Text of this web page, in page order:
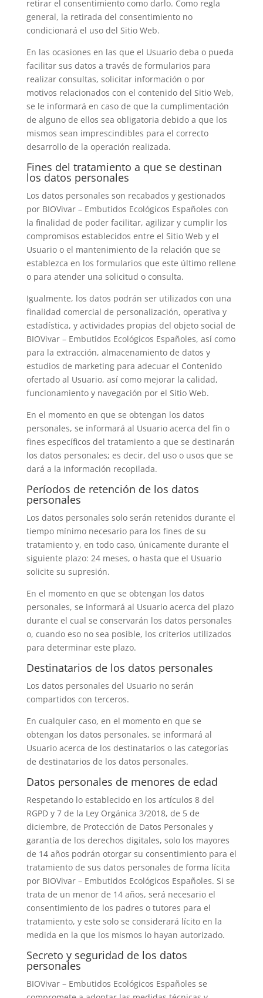
retirar el consentimiento como darlo. Como regla
general, la retirada del consentimiento no
condicionará el uso del Sitio Web.
En las ocasiones en las que el Usuario deba o pueda
facilitar sus datos a través de formularios para
realizar consultas, solicitar información o por
motivos relacionados con el contenido del Sitio Web,
se le informará en caso de que la cumplimentación
de alguno de ellos sea obligatoria debido a que los
mismos sean imprescindibles para el correcto
desarrollo de la operación realizada.
Fines del tratamiento a que se destinan
los datos personales
Los datos personales son recabados y gestionados
por BIOVivar – Embutidos Ecológicos Españoles con
la finalidad de poder facilitar, agilizar y cumplir los
compromisos establecidos entre el Sitio Web y el
Usuario o el mantenimiento de la relación que se
establezca en los formularios que este último rellene
o para atender una solicitud o consulta.
Igualmente, los datos podrán ser utilizados con una
finalidad comercial de personalización, operativa y
estadística, y actividades propias del objeto social de
BIOVivar – Embutidos Ecológicos Españoles, así como
para la extracción, almacenamiento de datos y
estudios de marketing para adecuar el Contenido
ofertado al Usuario, así como mejorar la calidad,
funcionamiento y navegación por el Sitio Web.
En el momento en que se obtengan los datos
personales, se informará al Usuario acerca del fin o
fines específicos del tratamiento a que se destinarán
los datos personales; es decir, del uso o usos que se
dará a la información recopilada.
Períodos de retención de los datos
personales
Los datos personales solo serán retenidos durante el
tiempo mínimo necesario para los fines de su
tratamiento y, en todo caso, únicamente durante el
siguiente plazo: 24 meses, o hasta que el Usuario
solicite su supresión.
En el momento en que se obtengan los datos
personales, se informará al Usuario acerca del plazo
durante el cual se conservarán los datos personales
o, cuando eso no sea posible, los criterios utilizados
para determinar este plazo.
Destinatarios de los datos personales
Los datos personales del Usuario no serán
compartidos con terceros.
En cualquier caso, en el momento en que se
obtengan los datos personales, se informará al
Usuario acerca de los destinatarios o las categorías
de destinatarios de los datos personales.
Datos personales de menores de edad
Respetando lo establecido en los artículos 8 del
RGPD y 7 de la Ley Orgánica 3/2018, de 5 de
diciembre, de Protección de Datos Personales y
garantía de los derechos digitales, solo los mayores
de 14 años podrán otorgar su consentimiento para el
tratamiento de sus datos personales de forma lícita
por BIOVivar – Embutidos Ecológicos Españoles. Si se
trata de un menor de 14 años, será necesario el
consentimiento de los padres o tutores para el
tratamiento, y este solo se considerará lícito en la
medida en la que los mismos lo hayan autorizado.
Secreto y seguridad de los datos
personales
BIOVivar – Embutidos Ecológicos Españoles se